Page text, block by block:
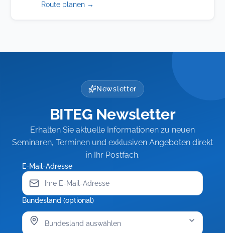
Route planen →
Newsletter
BITEG Newsletter
Erhalten Sie aktuelle Informationen zu neuen
Seminaren, Terminen und exklusiven Angeboten direkt
in Ihr Postfach.
E-Mail-Adresse
Bundesland (optional)